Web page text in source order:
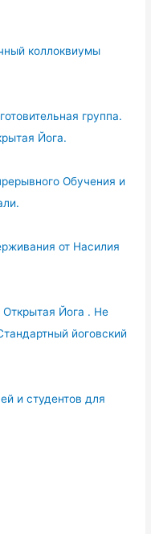
коллоквиумы
группа.
Йога.
Обучения и
от Насилия
Йога . Не
йоговский
и студентов для